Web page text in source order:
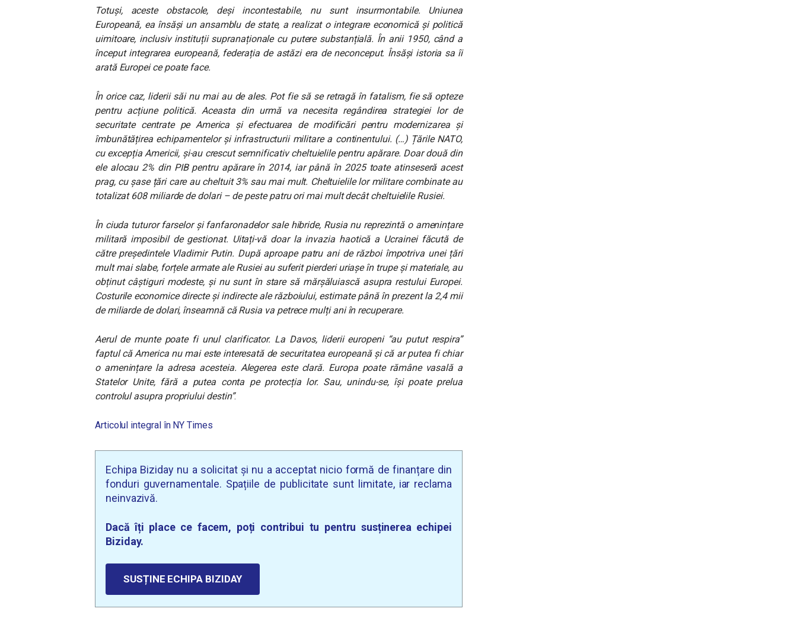
Totuși, aceste obstacole, deși incontestabile, nu sunt insurmontabile. Uniunea
Europeană, ea însăși un ansamblu de state, a realizat o integrare economică și politică
uimitoare, inclusiv instituții supranaționale cu putere substanțială. În anii 1950, când a
început integrarea europeană, federația de astăzi era de neconceput. Însăși istoria sa îi
arată Europei ce poate face.
În orice caz, liderii săi nu mai au de ales. Pot fie să se retragă în fatalism, fie să opteze
pentru acțiune politică. Aceasta din urmă va necesita regândirea strategiei lor de
securitate centrate pe America și efectuarea de modificări pentru modernizarea și
îmbunătățirea echipamentelor și infrastructurii militare a continentului. (…) Țările NATO,
cu excepția Americii, și-au crescut semnificativ cheltuielile pentru apărare. Doar două din
ele alocau 2% din PIB pentru apărare în 2014, iar până în 2025 toate atinseseră acest
prag, cu șase țări care au cheltuit 3% sau mai mult. Cheltuielile lor militare combinate au
totalizat 608 miliarde de dolari – de peste patru ori mai mult decât cheltuielile Rusiei.
În ciuda tuturor farselor și fanfaronadelor sale hibride, Rusia nu reprezintă o amenințare
militară imposibil de gestionat. Uitați-vă doar la invazia haotică a Ucrainei făcută de
către președintele Vladimir Putin. După aproape patru ani de război împotriva unei țări
mult mai slabe, forțele armate ale Rusiei au suferit pierderi uriașe în trupe și materiale, au
obținut câștiguri modeste, și nu sunt în stare să mărșăluiască asupra restului Europei.
Costurile economice directe și indirecte ale războiului, estimate până în prezent la 2,4 mii
de miliarde de dolari, înseamnă că Rusia va petrece mulți ani în recuperare.
Aerul de munte poate fi unul clarificator. La Davos, liderii europeni “au putut respira”
faptul că America nu mai este interesată de securitatea europeană și că ar putea fi chiar
o amenințare la adresa acesteia. Alegerea este clară. Europa poate rămâne vasală a
Statelor Unite, fără a putea conta pe protecția lor. Sau, unindu-se, își poate prelua
controlul asupra propriului destin”.
Articolul integral în NY Times
Echipa Biziday nu a solicitat și nu a acceptat nicio formă de finanțare din
fonduri guvernamentale. Spațiile de publicitate sunt limitate, iar reclama
neinvazivă.
Dacă îți place ce facem, poți contribui tu pentru susținerea echipei
Biziday.
SUSȚINE ECHIPA BIZIDAY